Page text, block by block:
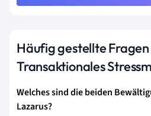
Häufig gestellte
Transaktionales
Welches sind die beiden
Lazarus?